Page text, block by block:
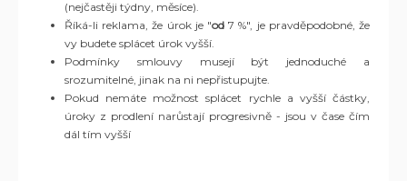
(nejčastěji týdny, měsíce).
Říká-li reklama, že úrok je "od7 %", je pravděpodobné, že
vy budete splácet úrok vyšší.
Podmínky smlouvy musejí být jednoduché a
srozumitelné, jinak na ni nepřistupujte.
Pokud nemáte možnost splácet rychle a vyšší částky,
úroky z prodlení narůstají progresivně - jsou v čase čím
dál tím vyšší